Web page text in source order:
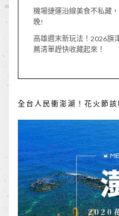
機場捷運沿線美食不私藏
晚!
高雄週末新玩法！2026旗
薦清單趕快收藏起來！
全台人民衝澎湖！花火節